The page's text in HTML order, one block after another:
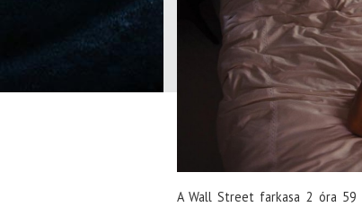
A Wall Street farkasa 2 óra 59